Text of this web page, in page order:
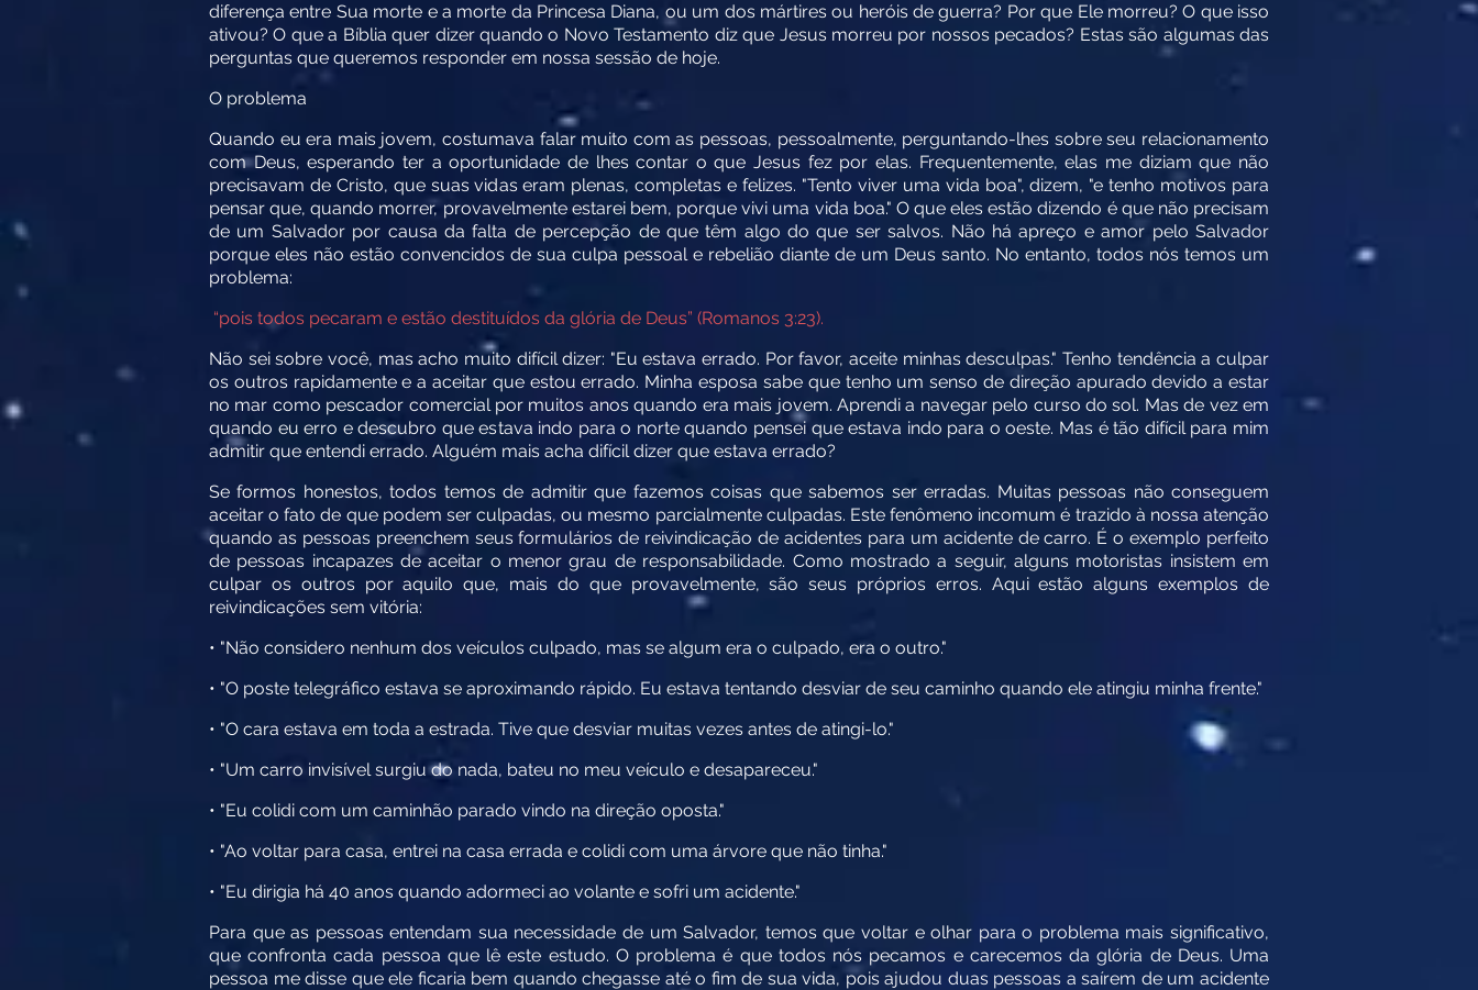
diferença entre Sua morte e a morte da Princesa Diana, ou um dos mártires ou heróis de guerra? Por que Ele morreu? O que isso
ativou? O que a Bíblia quer dizer quando o Novo Testamento diz que Jesus morreu por nossos pecados? Estas são algumas das
perguntas que queremos responder em nossa sessão de hoje.
O problema
Quando eu era mais jovem, costumava falar muito com as pessoas, pessoalmente, perguntando-lhes sobre seu relacionamento
com Deus, esperando ter a oportunidade de lhes contar o que Jesus fez por elas. Frequentemente, elas me diziam que não
precisavam de Cristo, que suas vidas eram plenas, completas e felizes. "Tento viver uma vida boa", dizem, "e tenho motivos para
pensar que, quando morrer, provavelmente estarei bem, porque vivi uma vida boa." O que eles estão dizendo é que não precisam
de um Salvador por causa da falta de percepção de que têm algo do que ser salvos. Não há apreço e amor pelo Salvador
porque eles não estão convencidos de sua culpa pessoal e rebelião diante de um Deus santo. No entanto, todos nós temos um
problema:
“pois todos pecaram e estão destituídos da glória de Deus” (Romanos 3:23).
Não sei sobre você, mas acho muito difícil dizer: "Eu estava errado. Por favor, aceite minhas desculpas." Tenho tendência a culpar
os outros rapidamente e a aceitar que estou errado. Minha esposa sabe que tenho um senso de direção apurado devido a estar
no mar como pescador comercial por muitos anos quando era mais jovem. Aprendi a navegar pelo curso do sol. Mas de vez em
quando eu erro e descubro que estava indo para o norte quando pensei que estava indo para o oeste. Mas é tão difícil para mim
admitir que entendi errado. Alguém mais acha difícil dizer que estava errado?
Se formos honestos, todos temos de admitir que fazemos coisas que sabemos ser erradas. Muitas pessoas não conseguem
aceitar o fato de que podem ser culpadas, ou mesmo parcialmente culpadas. Este fenômeno incomum é trazido à nossa atenção
quando as pessoas preenchem seus formulários de reivindicação de acidentes para um acidente de carro. É o exemplo perfeito
de pessoas incapazes de aceitar o menor grau de responsabilidade. Como mostrado a seguir, alguns motoristas insistem em
culpar os outros por aquilo que, mais do que provavelmente, são seus próprios erros. Aqui estão alguns exemplos de
reivindicações sem vitória:
• "Não considero nenhum dos veículos culpado, mas se algum era o culpado, era o outro."
• "O poste telegráfico estava se aproximando rápido. Eu estava tentando desviar de seu caminho quando ele atingiu minha frente."
• "O cara estava em toda a estrada. Tive que desviar muitas vezes antes de atingi-lo."
• "Um carro invisível surgiu do nada, bateu no meu veículo e desapareceu."
• "Eu colidi com um caminhão parado vindo na direção oposta."
• "Ao voltar para casa, entrei na casa errada e colidi com uma árvore que não tinha."
• "Eu dirigia há 40 anos quando adormeci ao volante e sofri um acidente."
Para que as pessoas entendam sua necessidade de um Salvador, temos que voltar e olhar para o problema mais significativo,
que confronta cada pessoa que lê este estudo. O problema é que todos nós pecamos e carecemos da glória de Deus. Uma
pessoa me disse que ele ficaria bem quando chegasse até o fim de sua vida, pois ajudou duas pessoas a saírem de um acidente